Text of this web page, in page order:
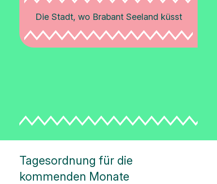
Stadtführungen
Natur
Schlacht
Parken
Die Stadt, wo Brabant Seeland küsst
Tagesordnung für die
kommenden Monate